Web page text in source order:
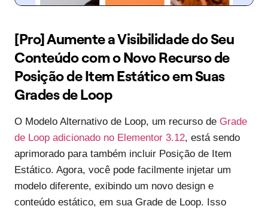
[Pro] Aumente a Visibilidade do Seu
Conteúdo com o Novo Recurso de
Posição de Item Estático em Suas
Grades de Loop
O Modelo Alternativo de Loop, um recurso de Grade
de Loop adicionado no Elementor 3.12, está sendo
aprimorado para também incluir Posição de Item
Estático. Agora, você pode facilmente injetar um
modelo diferente, exibindo um novo design e
conteúdo estático, em sua Grade de Loop. Isso